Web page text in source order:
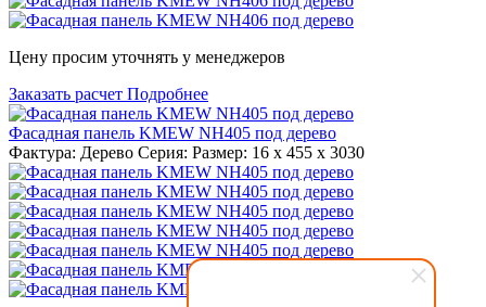
Цену просим уточнять у менеджеров
Заказать расчет Подробнее
Фасадная панель KMEW NH405 под дерево
Фактура: Дерево Серия: Размер: 16 x 455 x 3030